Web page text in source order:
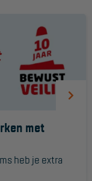
met
heb je extra